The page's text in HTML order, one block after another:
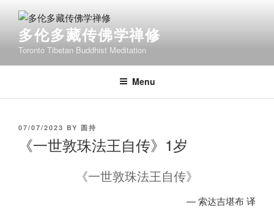
content多伦多藏传佛学禅修
Toronto Tibetan Buddhist Meditation
Menu
POSTED
ON
07/07/2023 BY 圆持
《一世敦珠法王自传》1岁
《一世敦珠法王自传》
— 索达吉堪布 译